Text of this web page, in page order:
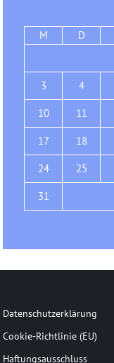
M D
3 4
10 11
17 18
24 25
31
Datenschutzerklärung
Cookie-Richtlinie (EU)
Haftungsausschluss